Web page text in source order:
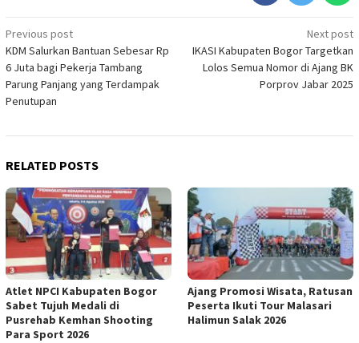
Post
navigation
Previous post
KDM Salurkan Bantuan Sebesar Rp
6 Juta bagi Pekerja Tambang
Parung Panjang yang Terdampak
Penutupan
Next post
IKASI Kabupaten Bogor Targetkan
Lolos Semua Nomor di Ajang BK
Porprov Jabar 2025
RELATED POSTS
Atlet NPCI Kabupaten Bogor
Sabet Tujuh Medali di
Pusrehab Kemhan Shooting
Para Sport 2026
Ajang Promosi Wisata, Ratusan
Peserta Ikuti Tour Malasari
Halimun Salak 2026